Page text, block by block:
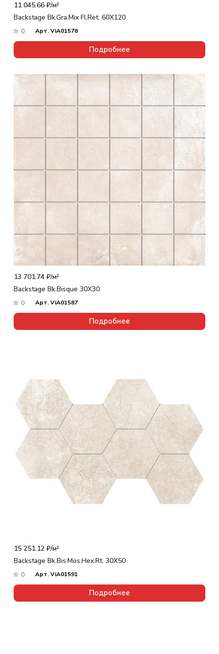
11 045.66 ₽/м²
Backstage Bk.Gra.Mix Fl.Ret. 60X120
0 Арт.ViA01578
Подробнее
13 701.74 ₽/м²
Backstage Bk.Bisque 30X30
0 Арт.ViA01587
Подробнее
15 251.12 ₽/м²
Backstage Bk.Bis.Mos.Hex.Rt. 30X50
0 Арт.ViA01591
Подробнее